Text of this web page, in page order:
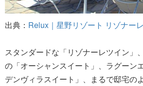
出典： Relux｜星野リゾート リゾナー
スタンダードな「リゾナーレツイン」
の「オーシャンスイート」、ラグーン
デンヴィラスイート」、まるで邸宅の